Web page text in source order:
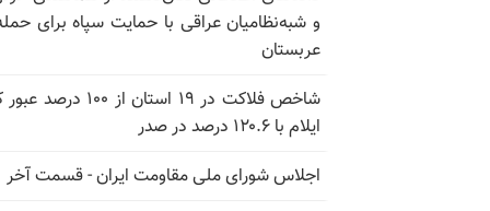
و شبه‌نظامیان عراقی با حمایت سپاه برای
عربستان
شاخص فلاکت در ۱۹ استان از ۱۰۰
ایلام با ۱۲۰.۶ درصد در صدر
اجلاس شورای ملی مقاومت ایران - قسمت آخر